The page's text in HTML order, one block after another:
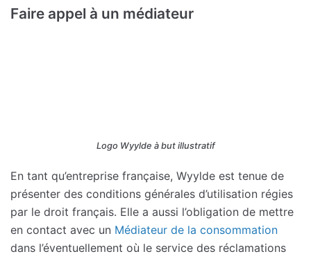
Faire appel à un médiateur
Logo Wyylde à but illustratif
En tant qu’entreprise française, Wyylde est tenue de
présenter des conditions générales d’utilisation régies
par le droit français. Elle a aussi l’obligation de mettre
en contact avec un Médiateur de la consommation
dans l’éventuellement où le service des réclamations